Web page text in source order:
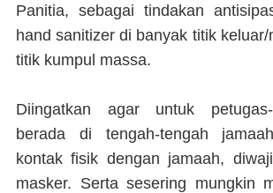
Panitia, sebagai tindakan
hand sanitizer di banyak titik
titik kumpul massa.
Diingatkan agar untuk
berada di tengah-tengah
kontak fisik dengan jamaah,
masker. Serta sesering mungkin